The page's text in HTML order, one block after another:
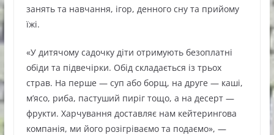
занять та навчання, ігор, денного сну та прийому
їжі.
«У дитячому садочку діти отримують безоплатні
обіди та підвечірки. Обід складається із трьох
страв. На перше — суп або борщ, на друге — каші,
м’ясо, риба, пастуший пиріг тощо, а на десерт —
фрукти. Харчування доставляє нам кейтерингова
компанія, ми його розігріваємо та подаємо», —